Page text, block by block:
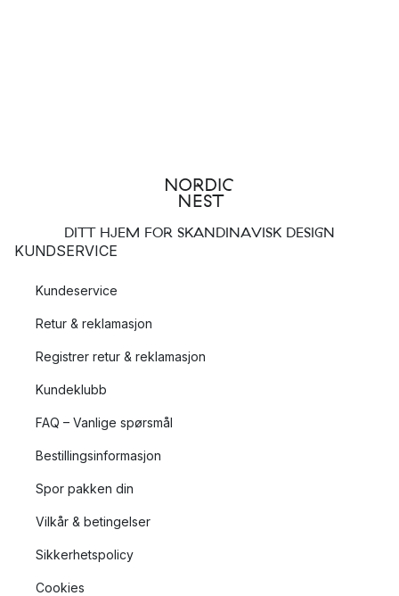
DITT HJEM FOR SKANDINAVISK DESIGN
KUNDSERVICE
Kundeservice
Retur & reklamasjon
Registrer retur & reklamasjon
Kundeklubb
FAQ – Vanlige spørsmål
Bestillingsinformasjon
Spor pakken din
Vilkår & betingelser
Sikkerhetspolicy
Cookies